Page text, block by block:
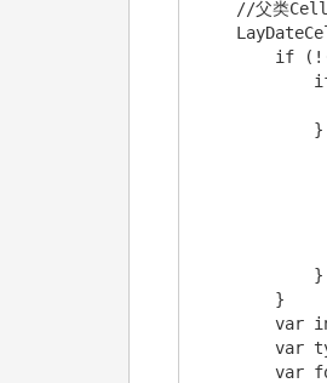
//父类
if
            }
        }
var
var
var